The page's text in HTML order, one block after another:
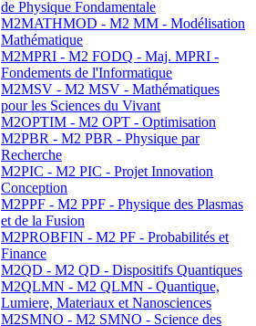
de Physique Fondamentale
M2MATHMOD - M2 MM - Modélisation
Mathématique
M2MPRI - M2 FODQ - Maj. MPRI -
Fondements de l'Informatique
M2MSV - M2 MSV - Mathématiques
pour les Sciences du Vivant
M2OPTIM - M2 OPT - Optimisation
M2PBR - M2 PBR - Physique par
Recherche
M2PIC - M2 PIC - Projet Innovation
Conception
M2PPF - M2 PPF - Physique des Plasmas
et de la Fusion
M2PROBFIN - M2 PF - Probabilités et
Finance
M2QD - M2 QD - Dispositifs Quantiques
M2QLMN - M2 QLMN - Quantique,
Lumiere, Materiaux et Nanosciences
M2SMNO - M2 SMNO - Science des